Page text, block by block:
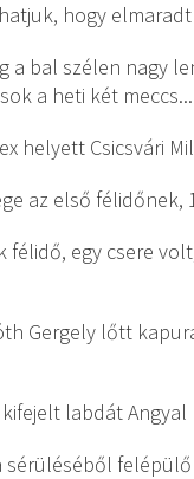
hogy
a bal szélen nagy
a heti két meccs...
helyett Csicsvári
az első félidőnek,
egy csere
Gergely lőtt
labdát
sérüléséből